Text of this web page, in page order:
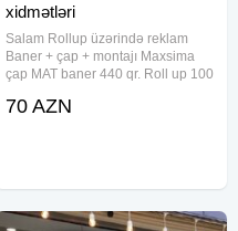
xidmətləri
Salam Rollup üzərində reklam
Baner + çap + montajı Maxsima
çap MAT baner 440 qr. Roll up 100
gün
70 AZN